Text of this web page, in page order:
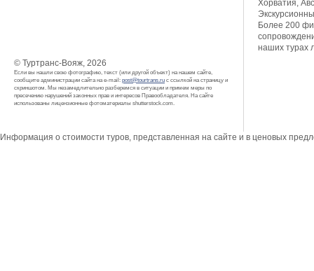
© Туртранс-Вояж, 2026
Если вы нашли свою фотографию, текст (или другой объект) на нашем сайте,
сообщите администрации сайта на e-mail: post@tourtrans.ru с ссылкой на страницу и
скриншотом. Мы незамедлительно разберемся в ситуации и примем меры по
пресечению нарушений законных прав и интересов Правообладателя. На сайте
использованы лицензионные фотоматериалы shutterstock.com.
Хорватия,
Более 200
наших турах
Информация о стоимости туров, представленная на сайте и в ценовых